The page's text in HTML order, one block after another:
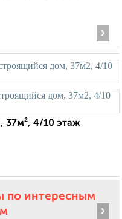
›
37м², 4/10 этаж
по интересным
›